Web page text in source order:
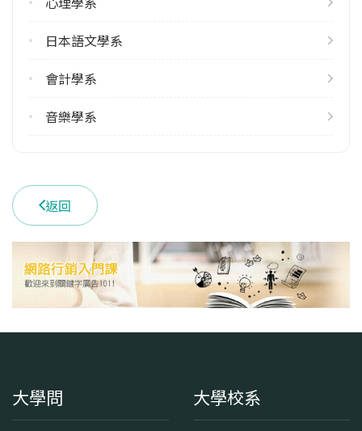
24
113學年度下學期
113學年度上學期
19
學系電話
(02)23111531 #2580
學系地址
臺北市中正區貴陽街一段 56 號
日本語文學系
會計學系
音樂學系
返回
大學問 大學校系